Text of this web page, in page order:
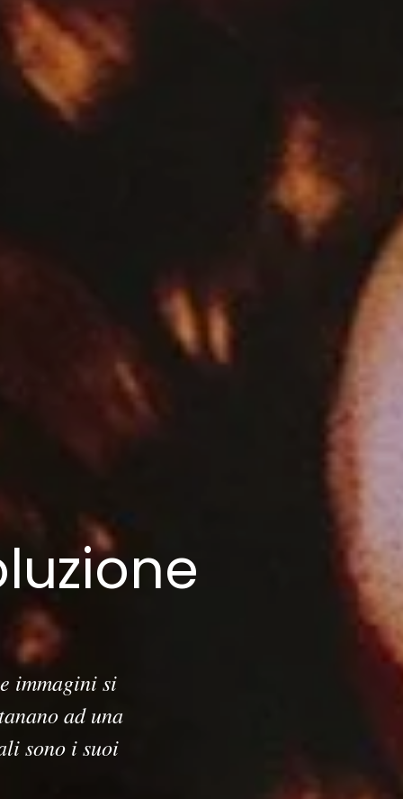
immagini si
ad una
sono i suoi